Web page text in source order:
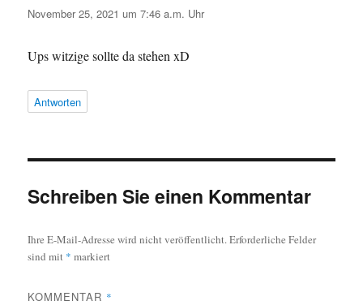
November 25, 2021 um 7:46 a.m. Uhr
Ups witzige sollte da stehen xD
Antworten
Schreiben Sie einen Kommentar
Ihre E-Mail-Adresse wird nicht veröffentlicht.Erforderliche Felder
sind mit * markiert
KOMMENTAR *